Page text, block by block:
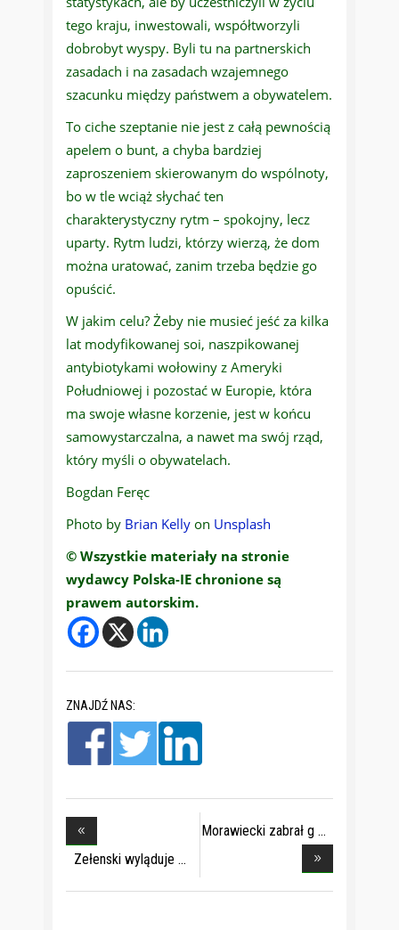
tego kraju, inwestowali, współtworzyli
dobrobyt wyspy. Byli tu na partnerskich
zasadach i na zasadach wzajemnego
szacunku między państwem a obywatelem.
To ciche szeptanie nie jest z całą pewnością
apelem o bunt, a chyba bardziej
zaproszeniem skierowanym do wspólnoty,
bo w tle wciąż słychać ten
charakterystyczny rytm – spokojny, lecz
uparty. Rytm ludzi, którzy wierzą, że dom
można uratować, zanim trzeba będzie go
opuścić.
W jakim celu? Żeby nie musieć jeść za kilka
lat modyfikowanej soi, naszpikowanej
antybiotykami wołowiny z Ameryki
Południowej i pozostać w Europie, która
ma swoje własne korzenie, jest w końcu
samowystarczalna, a nawet ma swój rząd,
który myśli o obywatelach.
Bogdan Feręc
Photo by Brian Kelly on Unsplash
© Wszystkie materiały na stronie
wydawcy Polska-IE chronione są
prawem autorskim.
ZNAJDŹ NAS:
Zełenski wyląduje
Morawiecki zabrał g